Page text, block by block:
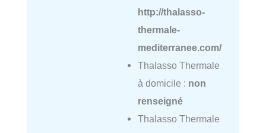
http://thalasso-
thermale-
mediterranee.com/
Thalasso Thermale
à domicile : non
renseigné
Thalasso Thermale